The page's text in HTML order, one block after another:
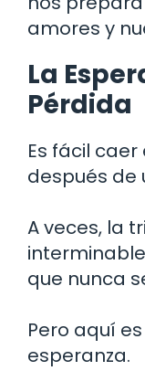
amores y
La
Pérdida
Es fácil
después de
A veces, la
que nunca
Pero aquí
esperanza.